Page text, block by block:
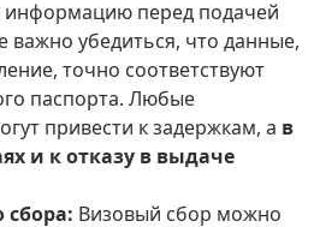
информацию перед подачей
важно убедиться, что данные,
точно соответствуют
паспорта. Любые
привести к задержкам, а в
и к отказу в выдаче
сбора: Визовый сбор можно